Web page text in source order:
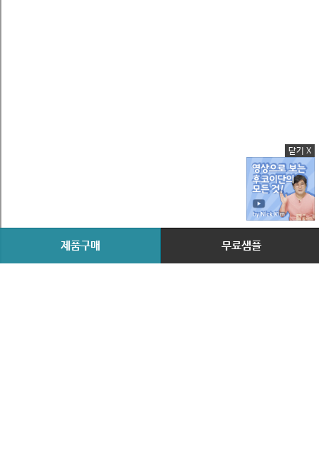
제품구매 무료샘플
닫기 X